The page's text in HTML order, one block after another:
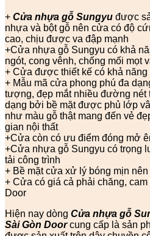
+ Cửa nhựa gỗ Sungyu được
nhựa và bột gỗ nên cửa có độ
cao, chịu được va đập mạnh
+Cửa nhựa gỗ Sungyu có khả
ngót, cong vênh, chống mối mọt
+ Cửa được thiết kế có khả năng
+ Mẫu mã cửa phong phú đa
tượng, đẹp mắt nhiều đường nét
dạng bởi bề mặt được phủ lớp
như màu gỗ thật mang đến vẻ
gian nội thất
+Cửa còn có ưu điểm đóng mở
+Cửa nhựa gỗ Sungyu có trọng
tải công trình
+ Bề mặt cửa xử lý bóng mịn
+ Cửa có giá cả phải chăng,
Door
Hiện nay dòng Cửa nhựa gỗ
Sài Gòn Doorcung cấp là sản